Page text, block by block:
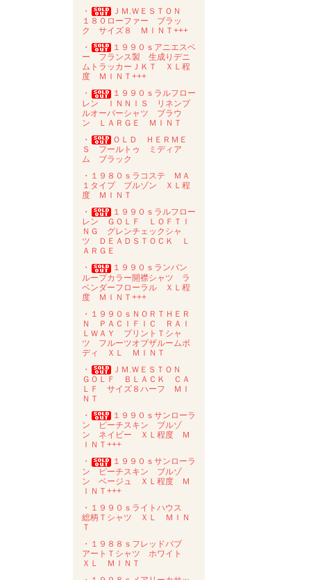
・
ＪＭ.ＷＥＳＴＯＮ
１８０ローファー ブラッ
ク サイズ８ ＭＩＮＴ+++
・
１９９０ｓアニエスベ
ー フランス製 生成りデニ
ムトラッカーＪＫＴ ＸＬ程
度 ＭＩＮＴ+++
・
１９９０ｓラルフロー
レン ＩＮＮＩＳ リネンプ
ルオーバーシャツ ブラウ
ン ＬＡＲＧＥ ＭＩＮＴ
・
ＯＬＤ ＨＥＲＭＥ
Ｓ フールトゥ ミディア
ム ブラック
・１９８０ｓラコステ ＭＡ
１タイプ ブルゾン ＸＬ程
度 ＭＩＮＴ
・
１９９０ｓラルフロー
レン ＧＯＬＦ ＬＯＦＴＩ
ＮＧ グレンチェックシャ
ツ ＤＥＡＤＳＴＯＣＫ Ｌ
ＡＲＧＥ
・
１９９０ｓランバン
ループカラー開襟シャツ ラ
ベンダーフローラル ＸＬ程
度 ＭＩＮＴ+++
・１９９０ｓＮＯＲＴＨＥＲ
Ｎ ＰＡＣＩＦＩＣ ＲＡＩ
ＬＷＡＹ プリントＴシャ
ツ フルーツオブザルームボ
ディ ＸＬ ＭＩＮＴ
・
ＪＭ.ＷＥＳＴＯＮ
ＧＯＬＦ ＢＬＡＣＫ ＣＡ
ＬＦ サイズ８ハーフ ＭＩ
ＮＴ
・
１９９０ｓサンローラ
ン ピーチスキン ブルゾ
ン ネイビー ＸＬ程度 Ｍ
ＩＮＴ+++
・
１９９０ｓサンローラ
ン ピーチスキン ブルゾ
ン ベージュ ＸＬ程度 Ｍ
ＩＮＴ+++
・１９９０ｓライトハウス
総柄Ｔシャツ ＸＬ ＭＩＮ
Ｔ
・１９８８ｓフレッドバブ
アートＴシャツ ホワイト
ＸＬ ＭＩＮＴ